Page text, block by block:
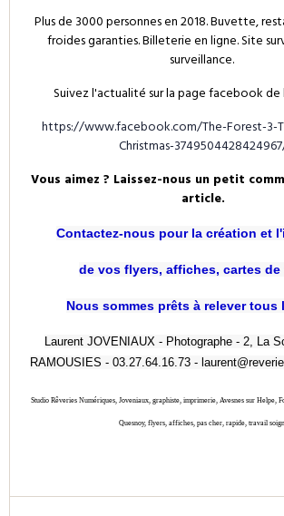
Plus de 3000 personnes en 2018. Buvette,
froides garanties. Billeterie en ligne. Site
surveillance.
Suivez l'actualité sur la page facebook
https://www.facebook.com/The-Forest-3-
Christmas-
Vous aimez ? Laissez-nous un petit
article.
Contactez-nous pour la création et
de vos flyers, affiches, cartes de
Nous sommes prêts à relever tous
Laurent JOVENIAUX - Photographe - 2, La
RAMOUSIES - 03.27.64.16.73 -
Studio Rêveries Numériques, Joveniaux, graphiste, imprimerie, Avesnes sur Helpe,
Quesnoy, flyers, affiches, pas cher, rapide, travail